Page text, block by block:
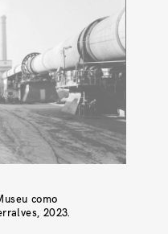
como
2023.